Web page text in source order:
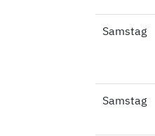
Samstag
Samstag
Samstag
Samstag